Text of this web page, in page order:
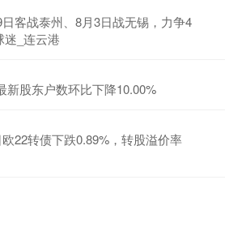
客战泰州、8月3日战无锡，力争4
迷_连云港
新股东户数环比下降10.00%
22转债下跌0.89%，转股溢价率